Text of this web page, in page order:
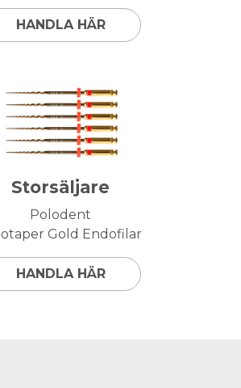
HANDLA HÄR
Storsäljare
Polodent
Gold Endofilar
HANDLA HÄR